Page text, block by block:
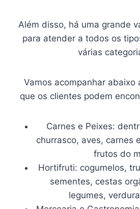
Além disso, há uma grande
para atender a todos os
várias
Vamos acompanhar abaixo
que os clientes podem
Carnes e Peixes:
churrasco, aves, carnes
frutos do
Hortifruti: cogumelos,
sementes, cestas
legumes,